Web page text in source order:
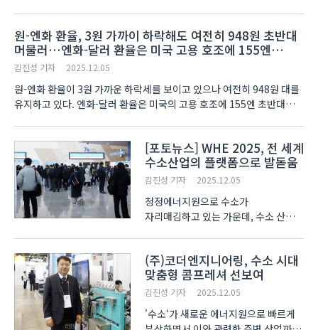
모형을 전시했다. 삼성중공업은 꾸준히
자율운항 기술을 개발해 왔으며,
원-엔화 환율, 3원 가까이 하락해도 여전히 948원 초반대
머물러…엔화-달러 환율은 미국 고용 호조에 155엔
초반대 기록
김진성 기자 2025.12.05
원-엔화 환율이 3원 가까운 하락세를 보이고 있으나 여전히 948원 대를
유지하고 있다. 엔화-달러 환율은 미국의 고용 호조에 155엔 초반대를
[포토뉴스] WHE 2025, 전 세계
수소산업의 플랫폼으로 발돋움
김진성 기자 2025.12.05
청정에너지원으로 수소가
자리매김하고 있는 가운데, 수소 산업에
제시하는 자리가 열렸다. 4일 일산
킨텍스에서 개막한 World Hydrogen
Expo 2025(HWE 2..
(주)코더엔지니어링, 수소 시대
맞춤형 콤프레셔 선보여
김진성 기자 2025.12.05
'수소‘가 새로운 에너지원으로 빠르게